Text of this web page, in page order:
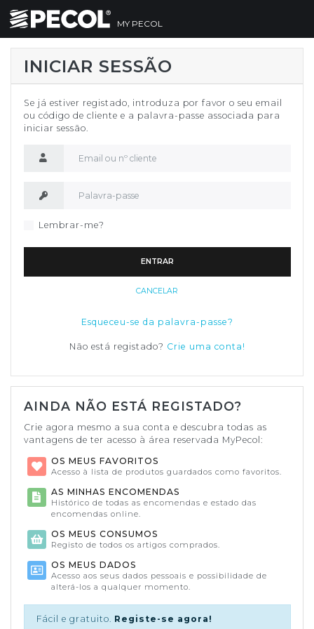
MY PECOL
INICIAR SESSÃO
Se já estiver registado, introduza por favor o seu email
ou código de cliente e a palavra-passe associada para
iniciar sessão.
Lembrar-me?
ENTRAR
CANCELAR
Esqueceu-se da palavra-passe?
Não está registado? Crie uma conta!
AINDA NÃO ESTÁ REGISTADO?
Crie agora mesmo a sua conta e descubra todas as
vantagens de ter acesso à área reservada MyPecol:
OS MEUS FAVORITOS
Acesso à lista de produtos guardados como favoritos.
AS MINHAS ENCOMENDAS
Histórico de todas as encomendas e estado das
encomendas online.
OS MEUS CONSUMOS
Registo de todos os artigos comprados.
OS MEUS DADOS
Acesso aos seus dados pessoais e possibilidade de
alterá-los a qualquer momento.
Fácil e gratuito. Registe-se agora!